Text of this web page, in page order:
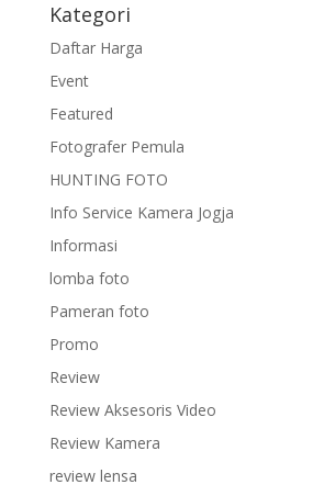
Kategori
Daftar Harga
Event
Featured
Fotografer Pemula
HUNTING FOTO
Info Service Kamera Jogja
Informasi
lomba foto
Pameran foto
Promo
Review
Review Aksesoris Video
Review Kamera
review lensa